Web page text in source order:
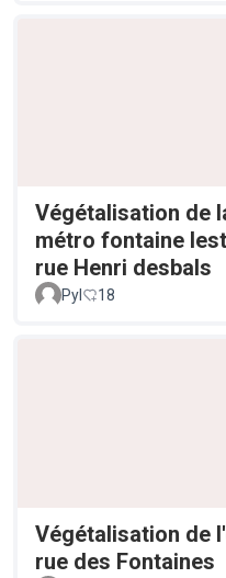
Végétalisation de
métro fontaine
rue Henri desbals
Pyl 18
Végétalisation de
rue des Fontaines